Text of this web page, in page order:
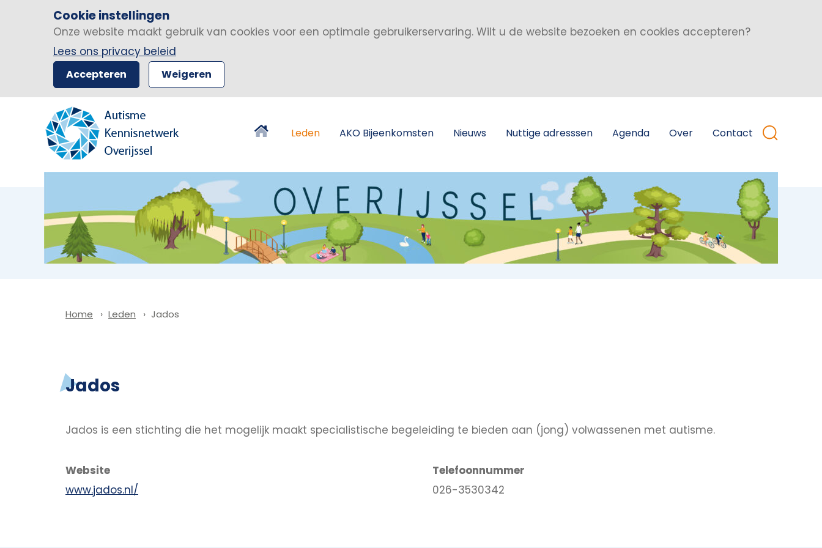
Cookie instellingen
Onze website maakt gebruik van cookies voor een optimale gebruikerservaring. Wilt u de website bezoeken en cookies accepteren?
Lees ons privacy beleid
Accepteren Weigeren
Leden AKO Bijeenkomsten Nieuws Nuttige adresssen Agenda Over Contact
Home Leden Jados
Jados
Jados is een stichting die het mogelijk maakt specialistische begeleiding te bieden aan (jong) volwassenen met autisme.
Website
www.jados.nl/
Telefoonnummer
026-3530342